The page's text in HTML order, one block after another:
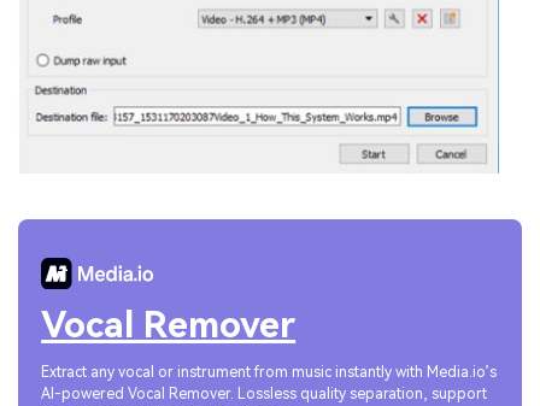
Vocal Remover
Extract any vocal or instrument from music instantly with Media.io’s
AI-powered Vocal Remover. Lossless quality separation, support